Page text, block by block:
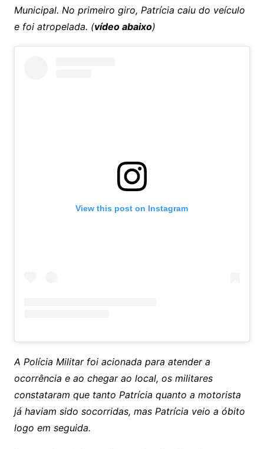
Municipal. No primeiro giro, Patrícia caiu do veículo
e foi atropelada. (vídeo abaixo)
View this post on Instagram
A Polícia Militar foi acionada para atender a
ocorrência e ao chegar ao local, os militares
constataram que tanto Patrícia quanto a motorista
já haviam sido socorridas, mas Patrícia veio a óbito
logo em seguida.